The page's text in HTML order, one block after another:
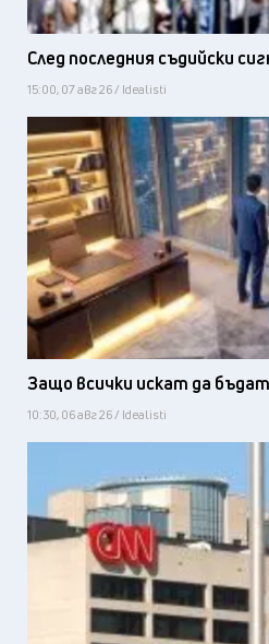
След последния съдийски
15:00, 07 авг 26 / Idealisti
Защо всички искат да
10:30, 06 авг 26 / Idealisti